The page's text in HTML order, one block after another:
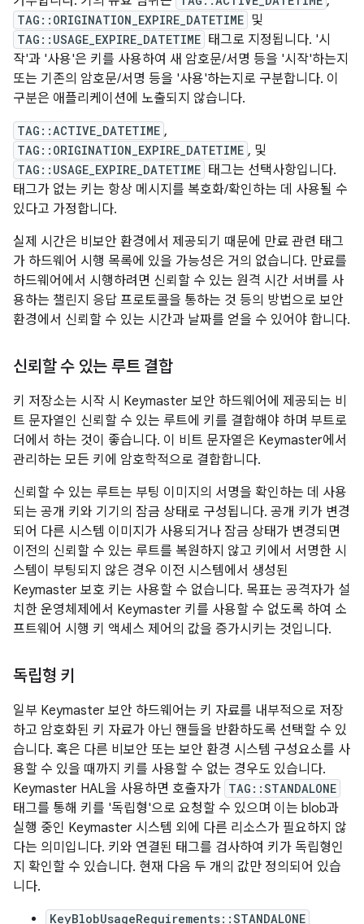
TAG::ORIGINATION_EXPIRE_DATETIME 및
TAG::USAGE_EXPIRE_DATETIME 태그로 지정됩니다. '시
작'과 '사용'은 키를 사용하여 새 암호문/서명 등을 '시작'하는지
또는 기존의 암호문/서명 등을 '사용'하는지로 구분합니다. 이
구분은 애플리케이션에 노출되지 않습니다.
TAG::ACTIVE_DATETIME ,
TAG::ORIGINATION_EXPIRE_DATETIME , 및
TAG::USAGE_EXPIRE_DATETIME 태그는 선택사항입니다.
태그가 없는 키는 항상 메시지를 복호화/확인하는 데 사용될 수
있다고 가정합니다.
실제 시간은 비보안 환경에서 제공되기 때문에 만료 관련 태그
가 하드웨어 시행 목록에 있을 가능성은 거의 없습니다. 만료를
하드웨어에서 시행하려면 신뢰할 수 있는 원격 시간 서버를 사
용하는 챌린지 응답 프로토콜을 통하는 것 등의 방법으로 보안
환경에서 신뢰할 수 있는 시간과 날짜를 얻을 수 있어야 합니다.
신뢰할 수 있는 루트 결합
키 저장소는 시작 시 Keymaster 보안 하드웨어에 제공되는 비
트 문자열인 신뢰할 수 있는 루트에 키를 결합해야 하며 부트로
더에서 하는 것이 좋습니다. 이 비트 문자열은 Keymaster에서
관리하는 모든 키에 암호학적으로 결합합니다.
신뢰할 수 있는 루트는 부팅 이미지의 서명을 확인하는 데 사용
되는 공개 키와 기기의 잠금 상태로 구성됩니다. 공개 키가 변경
되어 다른 시스템 이미지가 사용되거나 잠금 상태가 변경되면
이전의 신뢰할 수 있는 루트를 복원하지 않고 키에서 서명한 시
스템이 부팅되지 않은 경우 이전 시스템에서 생성된
Keymaster 보호 키는 사용할 수 없습니다. 목표는 공격자가 설
치한 운영체제에서 Keymaster 키를 사용할 수 없도록 하여 소
프트웨어 시행 키 액세스 제어의 값을 증가시키는 것입니다.
독립형 키
일부 Keymaster 보안 하드웨어는 키 자료를 내부적으로 저장
하고 암호화된 키 자료가 아닌 핸들을 반환하도록 선택할 수 있
습니다. 혹은 다른 비보안 또는 보안 환경 시스템 구성요소를 사
용할 수 있을 때까지 키를 사용할 수 없는 경우도 있습니다.
Keymaster HAL을 사용하면 호출자가 TAG::STANDALONE
태그를 통해 키를 '독립형'으로 요청할 수 있으며 이는 blob과
실행 중인 Keymaster 시스템 외에 다른 리소스가 필요하지 않
다는 의미입니다. 키와 연결된 태그를 검사하여 키가 독립형인
지 확인할 수 있습니다. 현재 다음 두 개의 값만 정의되어 있습
니다.
KeyBlobUsageRequirements::STANDALONE